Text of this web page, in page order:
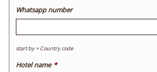
Whatsapp number
start by + Country code
Hotel name *